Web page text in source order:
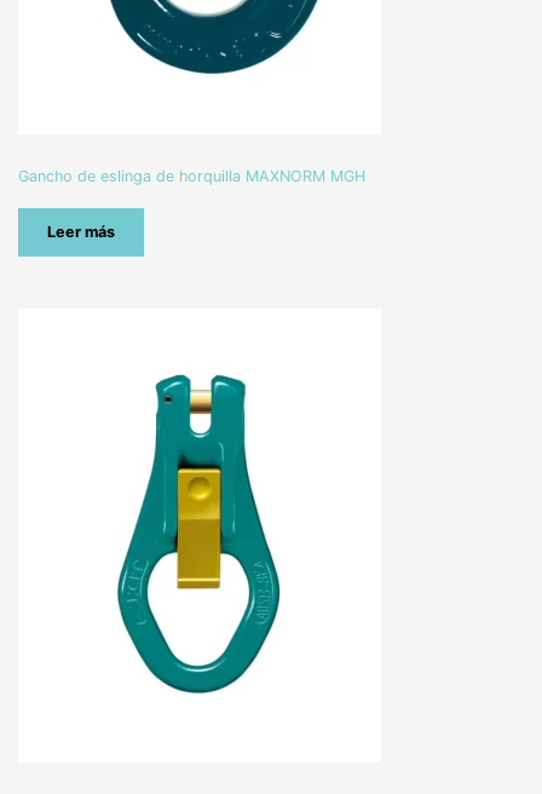
Gancho de eslinga de horquilla MAXNORM MGH
Leer más